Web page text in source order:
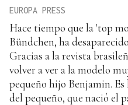
EUROPA PRESS
Hace tiempo que la 'top
Bündchen, ha
Gracias a la revista
volver a ver a la modelo
pequeño hijo Benjamin.
del pequeño, que nació el